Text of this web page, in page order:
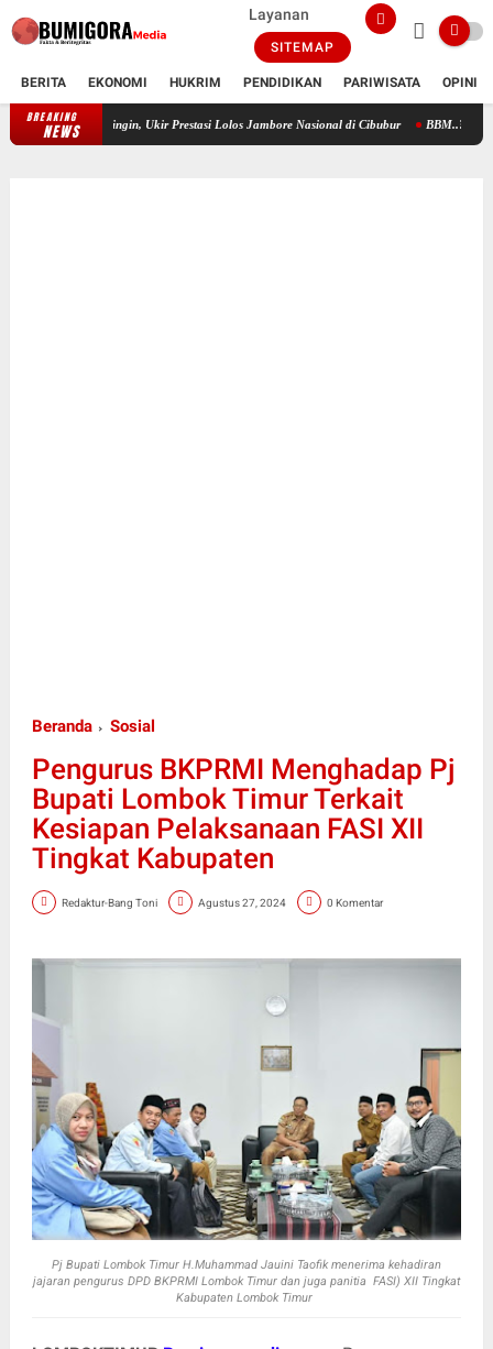
Layanan
SITEMAP
BERITA EKONOMI HUKRIM PENDIDIKAN PARIWISATA OPINI
BREAKING
NEWS
Waringin, Ukir Prestasi Lolos Jambore Nasional di Cibubur BBM..? AKTIVIS
Beranda Sosial
Pengurus BKPRMI Menghadap Pj
Bupati Lombok Timur Terkait
Kesiapan Pelaksanaan FASI XII
Tingkat Kabupaten
Redaktur-Bang Toni Agustus 27, 2024 0 Komentar
Pj Bupati Lombok Timur H.Muhammad Jauini Taofik menerima kehadiran
jajaran pengurus DPD BKPRMI Lombok Timur dan juga panitia FASI) XII Tingkat
Kabupaten Lombok Timur